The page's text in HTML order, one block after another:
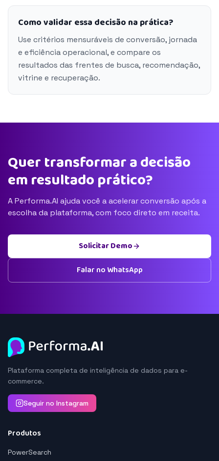
Como validar essa decisão na prática?
Use critérios mensuráveis de conversão, jornada
e eficiência operacional, e compare os
resultados das frentes de busca, recomendação,
vitrine e recuperação.
Quer transformar a decisão
em resultado prático?
A Performa.AI ajuda você a acelerar conversão após a
escolha da plataforma, com foco direto em receita.
Solicitar Demo
Falar no WhatsApp
Plataforma completa de inteligência de dados para e-
commerce.
Seguir no Instagram
Produtos
PowerSearch